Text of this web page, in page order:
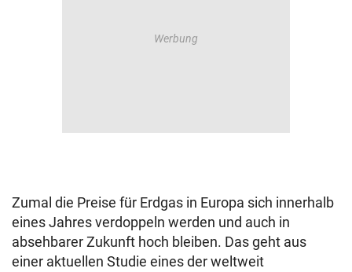
Zumal die Preise für Erdgas in Europa sich innerhalb
eines Jahres verdoppeln werden und auch in
absehbarer Zukunft hoch bleiben. Das geht aus
einer aktuellen Studie eines der weltweit